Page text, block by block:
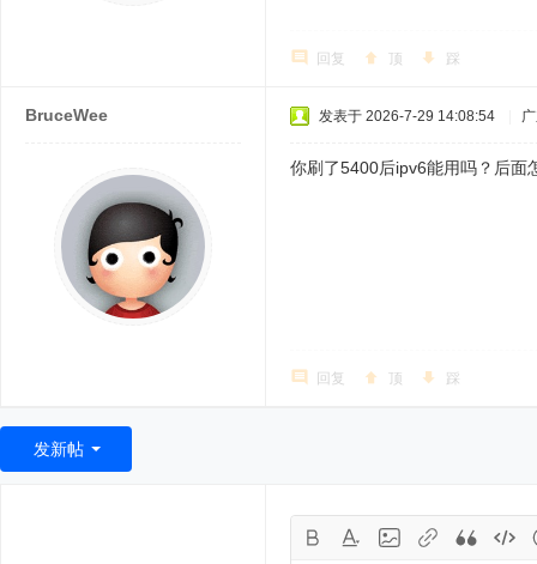
回复 顶 踩
BruceWee 发表于 2026-7-29 14:08:54
你刷了5400后ipv6能用吗？后面
回复 顶 踩
发新帖